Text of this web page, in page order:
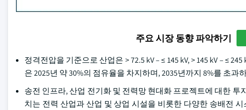
주요 시장 동향 파악하기
정격전압을 기준으로 산업은 > 72.5 kV – ≤ 145 kV, > 145 kV – ≤
은 2025년 약 30%의 점유율을 차지하며, 2035년까지 8%를 초과
송전 인프라, 산업 전기화 및 전력망 현대화 프로젝트에 대한
치는 전력 산업과 산업 및 상업 시설을 비롯한 다양한 송배전